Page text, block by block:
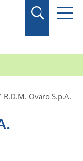
R.D.M. Ovaro S.p.A.